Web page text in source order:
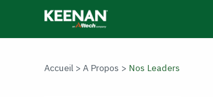
Accueil > A Propos > Nos Leaders